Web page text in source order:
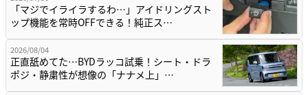
「マジでイライラするわ…」アイドリングスト
ップ機能を常時OFFできる！純正ス…
2026/08/04
正直舐めてた…BYDラッコ試乗！シート・ドラ
ポジ・静粛性が想像の「ナナメ上」…